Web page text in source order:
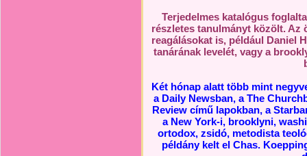
Terjedelmes katalógus
részletes tanulmányt közölt. Az
reagálásokat is, például Daniel
tanárának levelét, vagy a
Két hónap alatt több mint
a Daily Newsban, a The
Review című lapokban, a
a New York-i, brooklyni,
ortodox, zsidó, metodista
példány kelt el Chas.